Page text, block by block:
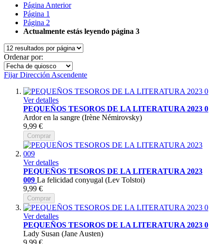
Página Anterior
Página 1
Página 2
Actualmente estás leyendo página 3
Ordenar por:
Fijar Dirección Ascendente
Ver detalles
PEQUEÑOS TESOROS DE LA LITERATURA 2023 0
Ardor en la sangre (Irène Némirovsky)
9,99 €
Comprar
Ver detalles
PEQUEÑOS TESOROS DE LA LITERATURA 2023
009 La felicidad conyugal (Lev Tolstoi)
9,99 €
Comprar
Ver detalles
PEQUEÑOS TESOROS DE LA LITERATURA 2023 0
Lady Susan (Jane Austen)
9,99 €